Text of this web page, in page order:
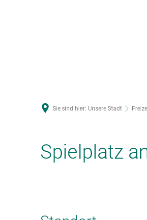
Sie sind hier: Unsere Stadt
Spielplatz